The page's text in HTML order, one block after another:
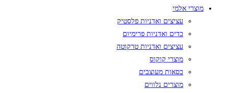
מוצרי אלמי
עציצים ואדניות פלסטיק
כדים ואדניות פרימיום
עציצים ואדניות טרקוטה
מוצרי קוקוס
כסאות מעוצבים
מוצרים נלווים